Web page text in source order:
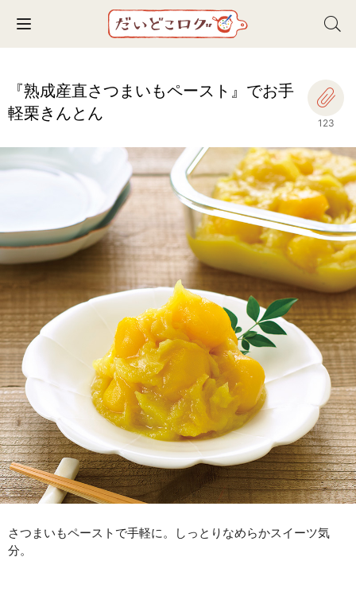
Toggle navigation
『熟成産直さつまいもペースト』でお手
軽栗きんとん
123
さつまいもペーストで手軽に。しっとりなめらかスイーツ気
分。